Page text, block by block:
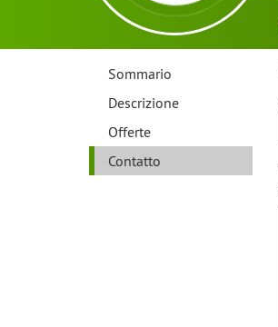
Sommario
Descrizione
Offerte
Contatto